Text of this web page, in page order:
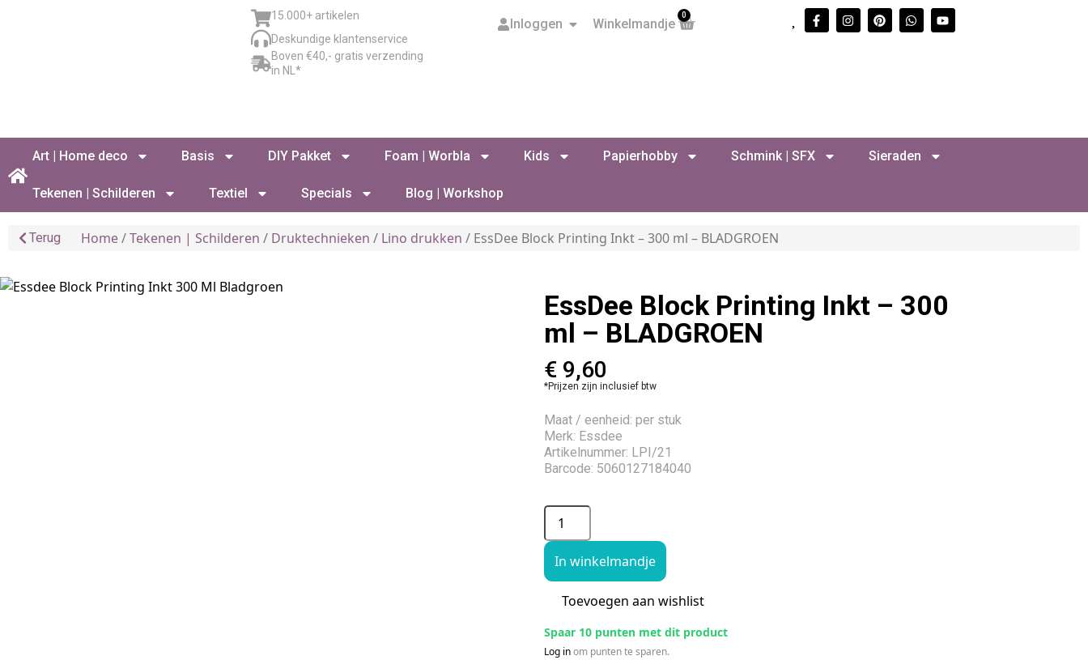
15.000+ artikelen
Deskundige klantenservice
Boven €40,- gratis verzending
in NL*
Inloggen Winkelmandje
0
Art | Home deco Basis DIY Pakket Foam | Worbla Kids Papierhobby Schmink | SFX Sieraden
Tekenen | Schilderen Textiel Specials Blog | Workshop
Terug Home/Tekenen | Schilderen / Druktechnieken / Lino drukken / EssDee Block Printing Inkt – 300 ml – BLADGROEN
EssDee Block Printing Inkt – 300
ml – BLADGROEN
€ 9,60
*Prijzen zijn inclusief btw
Maat / eenheid: per stuk
Merk: Essdee
Artikelnummer: LPI/21
Barcode: 5060127184040
In winkelmandje
Toevoegen aan wishlist
Spaar 10 punten met dit product
Log inom punten te sparen.